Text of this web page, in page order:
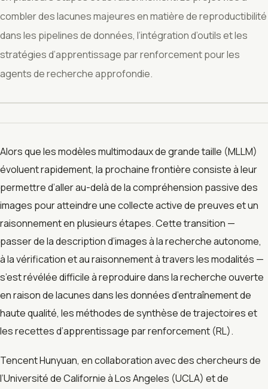
combler des lacunes majeures en matière de reproductibilité
dans les pipelines de données, l’intégration d’outils et les
stratégies d’apprentissage par renforcement pour les
agents de recherche approfondie.
Alors que les modèles multimodaux de grande taille (MLLM)
évoluent rapidement, la prochaine frontière consiste à leur
permettre d’aller au-delà de la compréhension passive des
images pour atteindre une collecte active de preuves et un
raisonnement en plusieurs étapes. Cette transition —
passer de la description d’images à la recherche autonome,
à la vérification et au raisonnement à travers les modalités —
s’est révélée difficile à reproduire dans la recherche ouverte
en raison de lacunes dans les données d’entraînement de
haute qualité, les méthodes de synthèse de trajectoires et
les recettes d’apprentissage par renforcement (RL).
Tencent Hunyuan, en collaboration avec des chercheurs de
l’Université de Californie à Los Angeles (UCLA) et de